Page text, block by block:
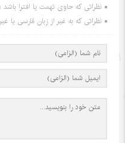
نظراتی که حاوی تهمت یا افترا
نظراتی که به غیر از زبان فارسی یا